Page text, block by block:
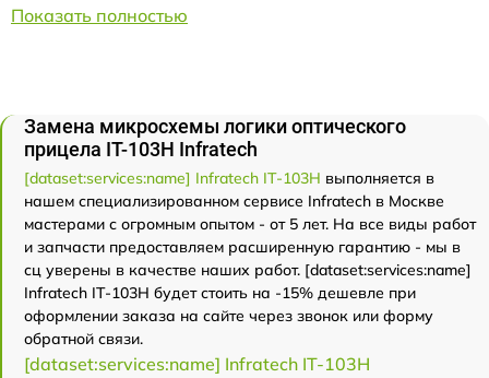
Показать полностью
Замена микросхемы логики оптического
прицела IT-103Н Infratech
[dataset:services:name] Infratech IT-103Н выполняется в
нашем специализированном сервисе Infratech в Москве
мастерами с огромным опытом - от 5 лет. На все виды работ
и запчасти предоставляем расширенную гарантию - мы в
сц уверены в качестве наших работ. [dataset:services:name]
Infratech IT-103Н будет стоить на -15% дешевле при
оформлении заказа на сайте через звонок или форму
обратной связи.
[dataset:services:name] Infratech IT-103Н